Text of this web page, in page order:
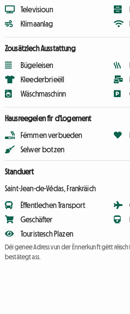
Televisioun
Klimaanlag
Zousätzlech Ausstattung
Bügeleisen
Kleederbrieëll
Wäschmaschinn
Hausreegelen fir d'Logement
Fëmmen verbueden
Selwer botzen
Standuert
Saint-Jean-de-Védas, Frankräich
Ëffentlechen Transport
Geschäfter
Touristesch Plazen
Déi genee Adress vun der Ënnerkunft gëtt
bestätegt ass.